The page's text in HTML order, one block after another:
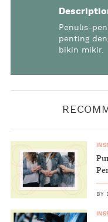
Penulis-
penting
bikin mikir.
BY